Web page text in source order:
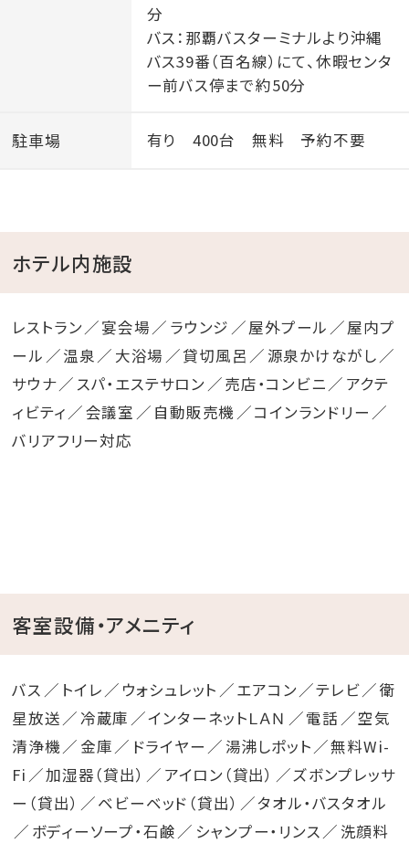
☆ちょい乗りバギー体験 15:00～17:00
そんな声にお応えする体験をご用意しました！
プールサイドで、浮き輪にサングラス、バカンス中の映え
るヨナグニウマと一緒に記念撮影はいかが？
☆神出鬼没！いきなりヨナグニウマ
毎日どこかにヨナグニウマが予告なく登場！見れたらい
いことあるかも？！
ピアの改装工事を実施いたします。
工事期間中は、一部時間帯において作業音が発生する
場合がございます。
また、レストラン営業場所や提供内容を変更させていた
だく場合がございます。
お客様にはご不便とご迷惑をお掛けいたしますが、安全
面には十分配慮しながら工事を進めてまいりますので、
何卒ご理解とご協力を賜りますようお願い申し上げま
す。
分
バス：那覇バスターミナルより沖縄
バス39番（百名線）にて、休暇センタ
ー前バス停まで約50分
駐車場 有り 400台 無料 予約不要
ホテル内施設
レストラン 宴会場 ラウンジ 屋外プール
屋内プ
ール
温泉 大浴場 貸切風呂
源泉かけながし
サウナ
スパ・エステサロン 売店・コンビニ
アクテ
ィビティ
会議室 自動販売機
コインランドリー
バリアフリー対応
客室設備・アメニティ
バス トイレ ウォシュレット エアコン テレビ
衛
星放送
冷蔵庫 インターネットＬＡＮ 電話
空気
清浄機
金庫 ドライヤー 湯沸しポット
無料Wi-
Fi
加湿器（貸出） アイロン（貸出）
ズボンプレッサ
ー（貸出）
ベビーベッド（貸出）
タオル・バスタオル
ボディーソープ・石鹸
シャンプー・リンス
洗顔料